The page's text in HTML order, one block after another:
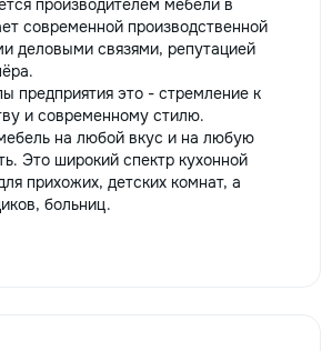
производителем мебели в
современной производственной
деловыми связями, репутацией
предприятия это - стремление к
и современному стилю.
на любой вкус и на любую
Это широкий спектр кухонной
прихожих, детских комнат, а
больниц.